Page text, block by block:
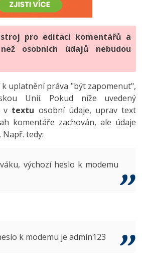
Bootstrap, SEO
verzování
vzory
vzory
aplikací
administrátor
-80%
-41%
-80%
-80%
-25%
Effects
pro editaci komentářů a
osobních údajů nebudou
uplatnění práva "být zapomenut",
Unií. Pokud níže uvedený
v textu osobní údaje, uprav text
komentáře zachován, ale údaje
Např. tedy:
výchozí heslo k modemu
k modemu je admin123